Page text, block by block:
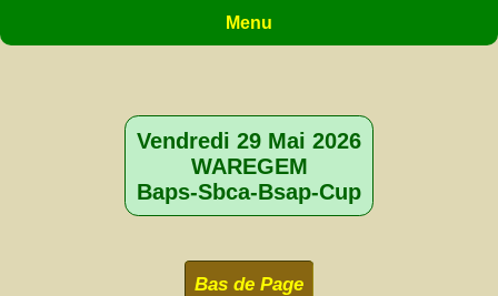
Menu
Vendredi 29 Mai 2026
WAREGEM
Baps-Sbca-Bsap-Cup
Bas de Page